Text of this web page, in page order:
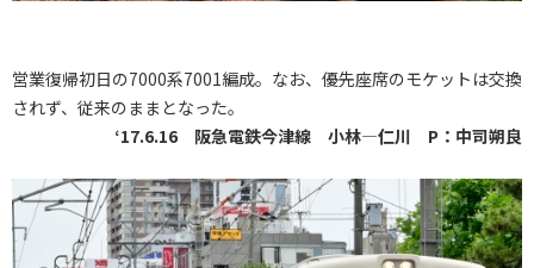
営業復帰初日の7000系7001編成。なお、優先座席のモケットは交換
されず、従来のままとなった。
‘17.6.16 阪急電鉄今津線 小林―仁川 P：中司朔良